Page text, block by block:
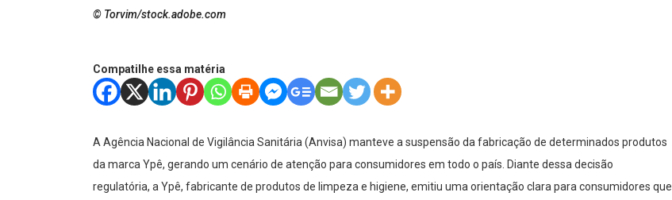
© Torvim/stock.adobe.com
Compatilhe essa matéria
A Agência Nacional de Vigilância Sanitária (Anvisa) manteve a suspensão da fabricação de determinados produtos
da marca Ypê, gerando um cenário de atenção para consumidores em todo o país. Diante dessa decisão
regulatória, a Ypê, fabricante de produtos de limpeza e higiene, emitiu uma orientação clara para consumidores que